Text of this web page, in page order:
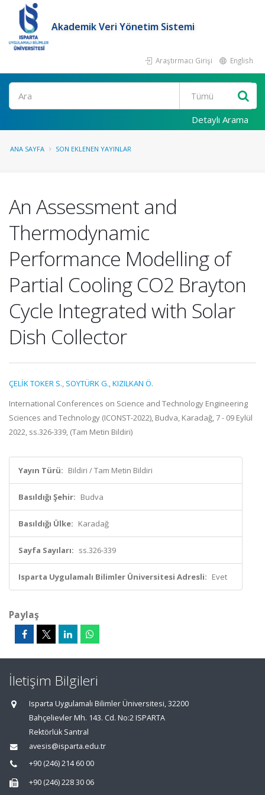
Akademik Veri Yönetim Sistemi
Araştırmacı Girişi English
Ara
Detaylı Arama
ANA SAYFA SON EKLENEN YAYINLAR
An Assessment and
Thermodynamic
Performance Modelling of
Partial Cooling CO2 Brayton
Cycle Integrated with Solar
Dish Collector
ÇELİK TOKER S., SOYTÜRK G.,KIZILKAN Ö.
International Conferences on Science and Technology Engineering
Sciences and Technology (ICONST-2022), Budva, Karadağ, 7 - 09 Eylül
2022, ss.326-339, (Tam Metin Bildiri)
Yayın Türü: Bildiri / Tam Metin Bildiri
Basıldığı Şehir: Budva
Basıldığı Ülke: Karadağ
Sayfa Sayıları: ss.326-339
Isparta Uygulamalı Bilimler Üniversitesi Adresli: Evet
Paylaş
İletişim Bilgileri
Isparta Uygulamalı Bilimler Üniversitesi, 32200
Bahçelievler Mh. 143. Cd. No:2 ISPARTA
Rektörlük Santral
avesis@isparta.edu.tr
+90 (246) 214 60 00
+90 (246) 228 30 06